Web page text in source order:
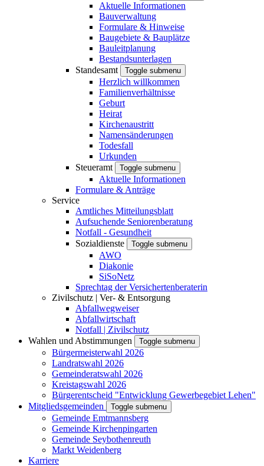
Aktuelle Informationen
Bauverwaltung
Formulare & Hinweise
Baugebiete & Bauplätze
Bauleitplanung
Bestandsunterlagen
Standesamt
Toggle submenu
Herzlich willkommen
Familienverhältnisse
Geburt
Heirat
Kirchenaustritt
Namensänderungen
Todesfall
Urkunden
Steueramt
Toggle submenu
Aktuelle Informationen
Formulare & Anträge
Service
Amtliches Mitteilungsblatt
Aufsuchende Seniorenberatung
Notfall - Gesundheit
Sozialdienste
Toggle submenu
AWO
Diakonie
SiSoNetz
Sprechtag der Versichertenberaterin
Zivilschutz | Ver- & Entsorgung
Abfallwegweiser
Abfallwirtschaft
Notfall | Zivilschutz
Wahlen und Abstimmungen
Toggle submenu
Bürgermeisterwahl 2026
Landratswahl 2026
Gemeinderatswahl 2026
Kreistagswahl 2026
Bürgerentscheid "Entwicklung Gewerbegebiet Lehen"
Mitgliedsgemeinden
Toggle submenu
Gemeinde Emtmannsberg
Gemeinde Kirchenpingarten
Gemeinde Seybothenreuth
Markt Weidenberg
Karriere